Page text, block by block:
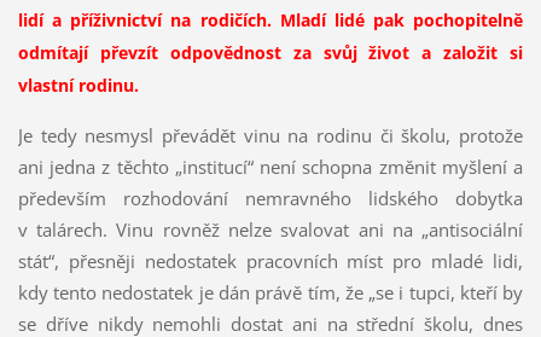
lidí a příživnictví na rodičích. Mladí lidé pak pochopitelně
odmítají převzít odpovědnost za svůj život a založit si
vlastní rodinu.
Je tedy nesmysl převádět vinu na rodinu či školu, protože
ani jedna z těchto „institucí“ není schopna změnit myšlení a
především rozhodování nemravného lidského dobytka
v talárech. Vinu rovněž nelze svalovat ani na „antisociální
stát“, přesněji nedostatek pracovních míst pro mladé lidi,
kdy tento nedostatek je dán právě tím, že „se i tupci, kteří by
se dříve nikdy nemohli dostat ani na střední školu, dnes